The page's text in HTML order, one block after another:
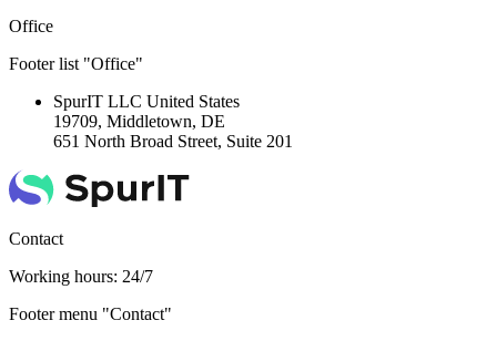
Office
Footer list "Office"
SpurIT LLC United States
19709, Middletown, DE
651 North Broad Street, Suite 201
Contact
Working hours: 24/7
Footer menu "Contact"